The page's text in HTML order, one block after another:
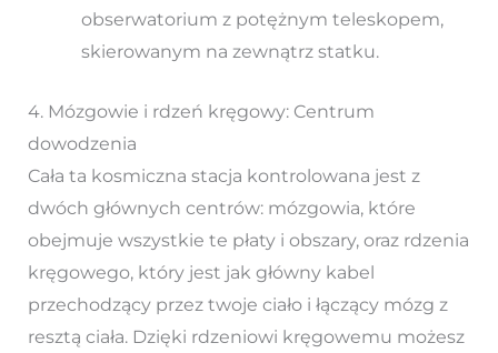
obserwatorium z potężnym teleskopem,
skierowanym na zewnątrz statku.
4. Mózgowie i rdzeń kręgowy: Centrum
dowodzenia
Cała ta kosmiczna stacja kontrolowana jest z
dwóch głównych centrów: mózgowia, które
obejmuje wszystkie te płaty i obszary, oraz rdzenia
kręgowego, który jest jak główny kabel
przechodzący przez twoje ciało i łączący mózg z
resztą ciała. Dzięki rdzeniowi kręgowemu możesz